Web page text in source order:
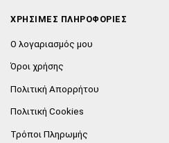
ΧΡΗΣΙΜΕΣ ΠΛΗΡΟΦΟΡΙΕΣ
Ο λογαριασμός μου
Όροι χρήσης
Πολιτική Απορρήτου
Πολιτική Cookies
Τρόποι Πληρωμής